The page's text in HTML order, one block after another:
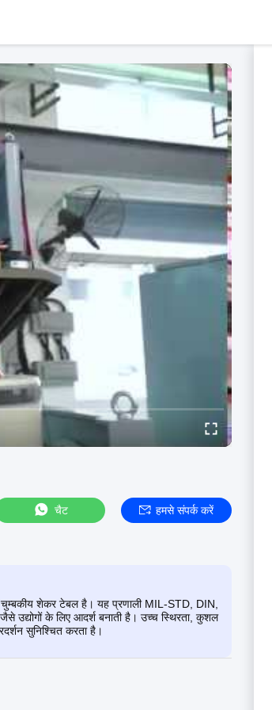
चैट हमसे संपर्क करें
चुम्बकीय शेकर टेबल है। यह प्रणाली MIL-STD, DIN,
उद्योगों के लिए आदर्श बनाती है। उच्च स्थिरता, कुशल
सुनिश्चित करता है।